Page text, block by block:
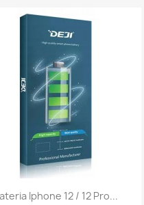
Vista rápida
Iphone 12 / 12 Pro...